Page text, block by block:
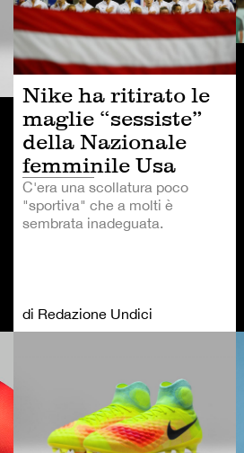
Nike ha ritirato le
maglie “sessiste”
della Nazionale
femminile Usa
C'era una scollatura poco
"sportiva" che a molti è
sembrata inadeguata.
di Redazione Undici